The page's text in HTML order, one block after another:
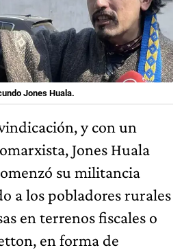
Jones Huala.
y con un
Jones Huala
su militancia
a los pobladores rurales
en terrenos fiscales o
en forma de